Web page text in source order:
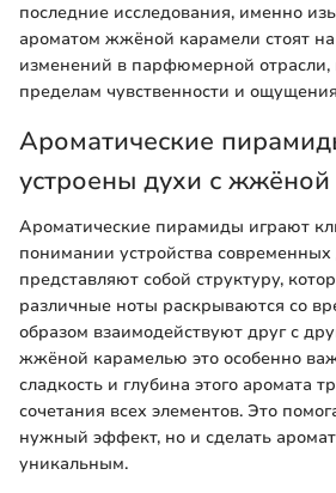
последние исследования, именно
ароматом жжёной карамели стоят
изменений в парфюмерной отрасли,
пределам чувственности и
Ароматические
устроены духи с
Ароматические пирамиды играют
понимании устройства
представляют собой структуру,
различные ноты раскрываются со
образом взаимодействуют друг с
жжёной карамелью это особенно
сладкость и глубина этого аромата
сочетания всех элементов. Это
нужный эффект, но и сделать
уникальным.